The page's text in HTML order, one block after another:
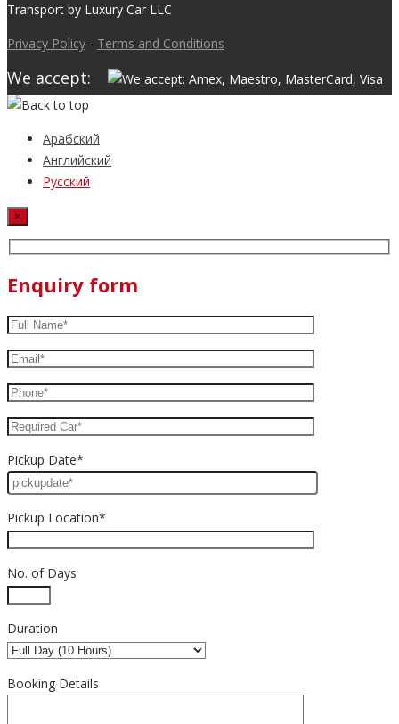
Transport by Luxury Car LLC
Privacy Policy - Terms and Conditions
We accept:
Арабский
Английский
Русский
×
Enquiry form
Pickup Date*
Pickup Location*
No. of Days
Duration
Booking Details